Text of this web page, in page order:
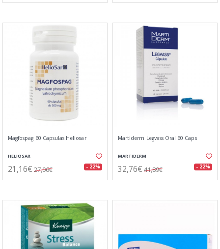
Magfospag 60 Capsulas Heliosar
HELIOSAR
21,16€ 27,06€ - 22%
Martiderm Legvass Oral 60 Caps
MARTIDERM
32,76€ 41,89€ - 22%